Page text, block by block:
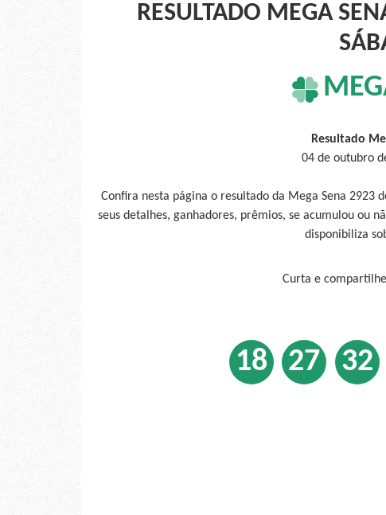
RESULTADO MEGA
Resultado
04 de outubro
Confira nesta página o resultado da Mega Sena 2923
seus detalhes, ganhadores, prêmios, se acumulou ou
disponibiliza
Curta e
18 27 32